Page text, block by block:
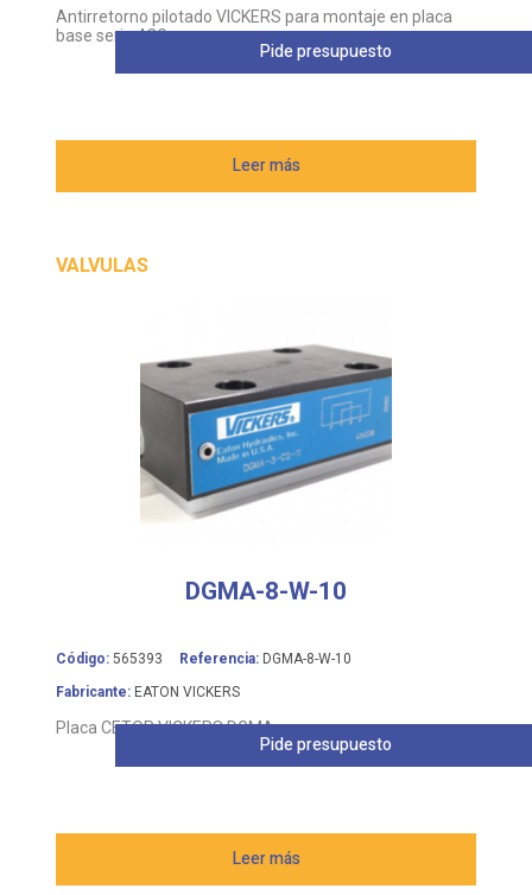
Antirretorno pilotado VICKERS para montaje en placa
base serie 4CG
Leer más
Pide presupuesto
VALVULAS
DGMA-8-W-10
Código: 565393 Referencia: DGMA-8-W-10
Fabricante: EATON VICKERS
Placa CETOP VICKERS DGMA
Leer más
Pide presupuesto